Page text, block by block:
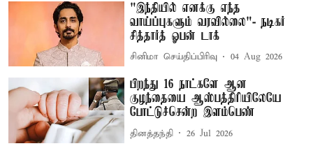
"இந்தியில் எனக்கு எந்த
வாய்ப்புகளும் வரவில்லை"- நடிகர்
சித்தார்த் ஓபன் டாக்
சினிமா செய்திப்பிரிவு 04 Aug 2026
பிறந்து 16 நாட்களே ஆன
குழந்தையை ஆஸ்பத்திரியிலேயே
போட்டுச்சென்ற இளம்பெண்
தினத்தந்தி 26 Jul 2026